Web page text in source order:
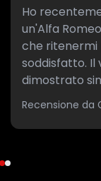
Ho
un'Alfa
che
soddisfatto. Il
dimostrato
Recensione da